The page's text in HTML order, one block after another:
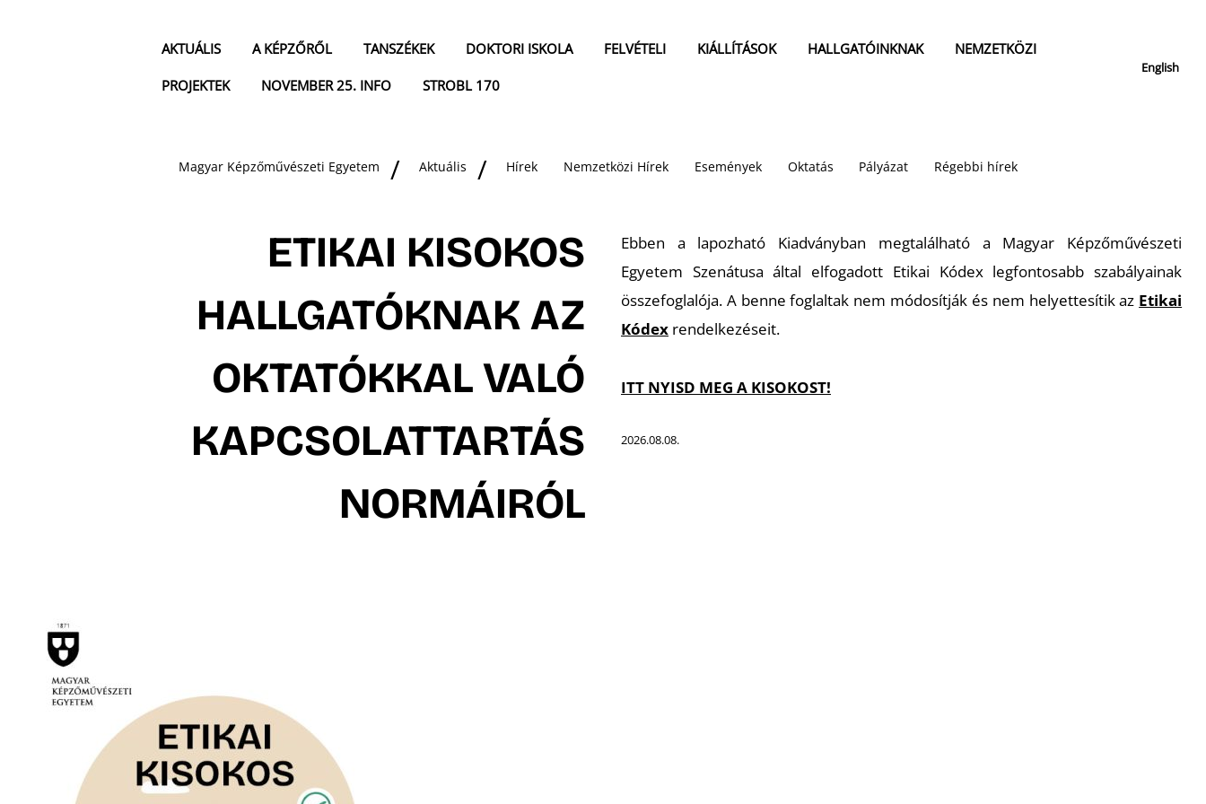
AKTUÁLIS A KÉPZŐRŐL TANSZÉKEK DOKTORI ISKOLA FELVÉTELI KIÁLLÍTÁSOK HALLGATÓINKNAK
NEMZETKÖZI
PROJEKTEK
NOVEMBER 25. INFO STROBL 170
English
Magyar Képzőművészeti Egyetem Aktuális Hírek Nemzetközi Hírek Események Oktatás Pályázat Régebbi hírek
ETIKAI KISOKOS
HALLGATÓKNAK AZ
OKTATÓKKAL VALÓ
KAPCSOLATTARTÁS
NORMÁIRÓL
Ebben a lapozható Kiadványban megtalálható a Magyar Képzőművészeti
Egyetem Szenátusa által elfogadott Etikai Kódex legfontosabb szabályainak
összefoglalója. A benne foglaltak nem módosítják és nem helyettesítik az Etikai
Kódex rendelkezéseit.
ITT NYISD MEG A KISOKOST!
2026.08.08.